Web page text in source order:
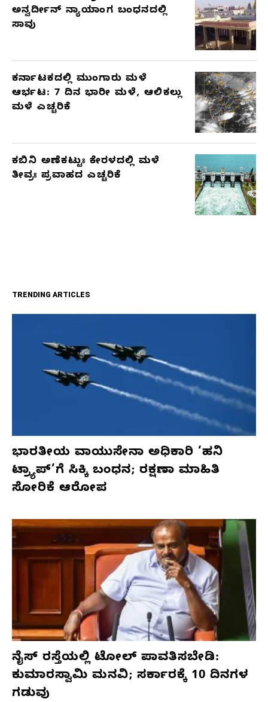
ಅನ್ವರ್ದೀನ್ ನ್ಯಾಯಾಂಗ ಬಂಧನದಲ್ಲಿ
ಸಾವು
ಕರ್ನಾಟಕದಲ್ಲಿ ಮುಂಗಾರು ಮಳೆ
ಆರ್ಭಟ: 7 ದಿನ ಭಾರೀ ಮಳೆ, ಆಲಿಕಲ್ಲು
ಮಳೆ ಎಚ್ಚರಿಕೆ
ಕಬಿನಿ ಅಣೆಕಟ್ಟುಃ ಕೇರಳದಲ್ಲಿ ಮಳೆ
ತೀವ್ರಃ ಪ್ರವಾಹದ ಎಚ್ಚರಿಕೆ
TRENDING ARTICLES
ಭಾರತೀಯ ವಾಯುಸೇನಾ ಅಧಿಕಾರಿ ‘ಹನಿ
ಟ್ರ್ಯಾಪ್’ಗೆ ಸಿಕ್ಕಿ ಬಂಧನ; ರಕ್ಷಣಾ ಮಾಹಿತಿ
ಸೋರಿಕೆ ಆರೋಪ
ನೈಸ್ ರಸ್ತೆಯಲ್ಲಿ ಟೋಲ್ ಪಾವತಿಸಬೇಡಿ:
ಕುಮಾರಸ್ವಾಮಿ ಮನವಿ; ಸರ್ಕಾರಕ್ಕೆ 10 ದಿನಗಳ
ಗಡುವು